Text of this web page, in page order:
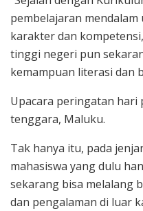
pembelajaran
karakter dan
tinggi negeri pun
kemampuan literasi dan
Upacara peringatan hari
tenggara, Maluku.
Tak hanya itu, pada
mahasiswa yang dulu
sekarang bisa melalang
dan pengalaman di luar